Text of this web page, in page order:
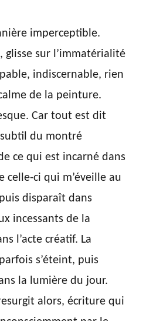
imperceptible.
glisse sur l’immatérialité
indiscernable, rien
de la peinture.
Car tout est dit
du montré
ce qui est incarné dans
celle-ci qui m’éveille au
disparaît dans
incessants de la
l’acte créatif. La
s’éteint, puis
la lumière du jour.
alors, écriture qui